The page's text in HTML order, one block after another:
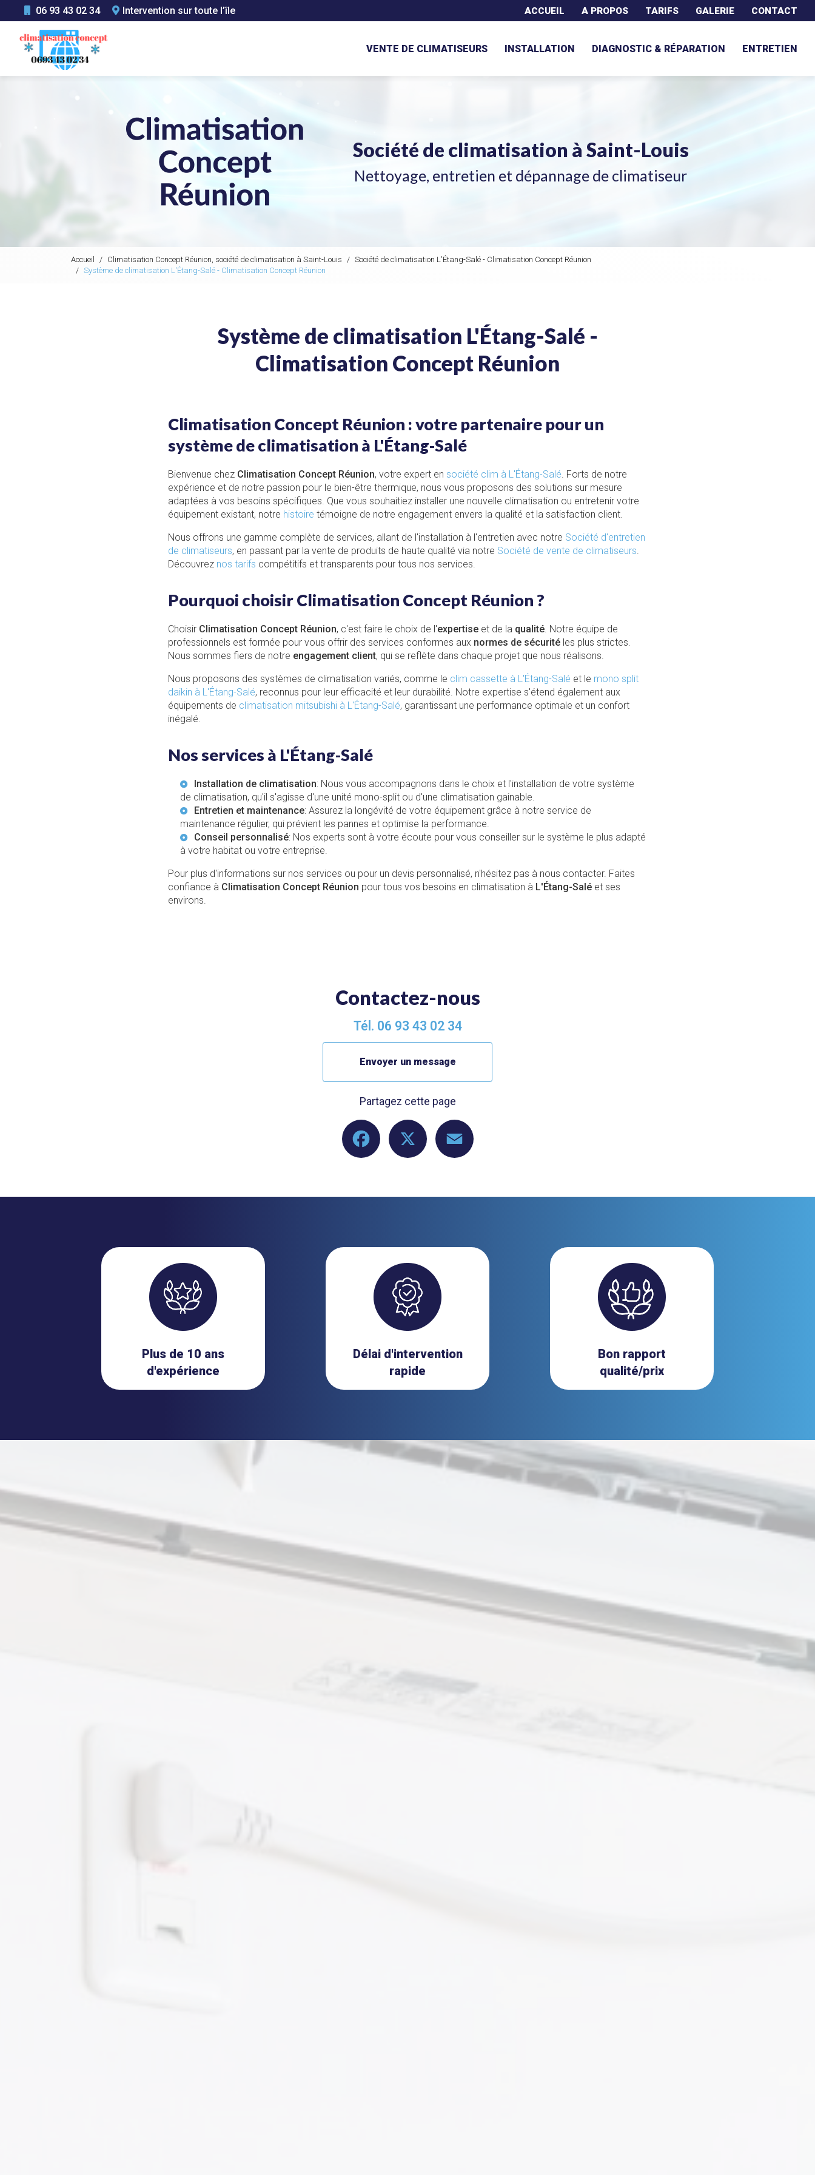
au
contenu
principal
06 93 43 02 34 Intervention sur toute l’île ACCUEIL A PROPOS TARIFS GALERIE CONTACT
VENTE DE CLIMATISEURS
INSTALLATION DIAGNOSTIC & RÉPARATION ENTRETIEN
Société de climatisation à Saint-Louis
Nettoyage, entretien et dépannage de climatiseur
Accueil Climatisation Concept Réunion, société de climatisation à Saint-Louis
Société de climatisation L'Étang-Salé - Climatisation Concept Réunion
Système de climatisation L'Étang-Salé - Climatisation Concept Réunion
Système de climatisation L'Étang-Salé -
Climatisation Concept Réunion
Climatisation Concept Réunion : votre partenaire pour un
système de climatisation à L'Étang-Salé
Bienvenue chez Climatisation Concept Réunion, votre expert en société clim à L'Étang-Salé. Forts de notre
expérience et de notre passion pour le bien-être thermique, nous vous proposons des solutions sur mesure
adaptées à vos besoins spécifiques. Que vous souhaitiez installer une nouvelle climatisation ou entretenir votre
équipement existant, notre histoire témoigne de notre engagement envers la qualité et la satisfaction client.
Nous offrons une gamme complète de services, allant de l'installation à l'entretien avec notre Société d'entretien
de climatiseurs, en passant par la vente de produits de haute qualité via notre Société de vente de climatiseurs.
Découvrez nos tarifs compétitifs et transparents pour tous nos services.
Pourquoi choisir Climatisation Concept Réunion ?
Choisir Climatisation Concept Réunion, c'est faire le choix de l'expertise et de la qualité. Notre équipe de
professionnels est formée pour vous offrir des services conformes aux normes de sécurité les plus strictes.
Nous sommes fiers de notre engagement client, qui se reflète dans chaque projet que nous réalisons.
Nous proposons des systèmes de climatisation variés, comme le clim cassette à L'Étang-Salé et le mono split
daikin à L'Étang-Salé, reconnus pour leur efficacité et leur durabilité. Notre expertise s'étend également aux
équipements de climatisation mitsubishi à L'Étang-Salé, garantissant une performance optimale et un confort
inégalé.
Nos services à L'Étang-Salé
Installation de climatisation: Nous vous accompagnons dans le choix et l'installation de votre système
de climatisation, qu'il s'agisse d'une unité mono-split ou d'une climatisation gainable.
Entretien et maintenance: Assurez la longévité de votre équipement grâce à notre service de
maintenance régulier, qui prévient les pannes et optimise la performance.
Conseil personnalisé: Nos experts sont à votre écoute pour vous conseiller sur le système le plus adapté
à votre habitat ou votre entreprise.
Pour plus d'informations sur nos services ou pour un devis personnalisé, n'hésitez pas à nous contacter. Faites
confiance à Climatisation Concept Réunion pour tous vos besoins en climatisation à L'Étang-Salé et ses
environs.
Contactez-nous
Tél. 06 93 43 02 34
Envoyer un message
Partagez cette page
Facebook
Plus de 10 ans
d'expérience
Délai d'intervention
rapide
Bon rapport
qualité/prix